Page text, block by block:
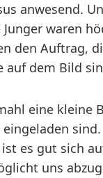
anwesend.
waren
den Auftrag,
auf dem Bild
eine kleine
es gut sich
uns